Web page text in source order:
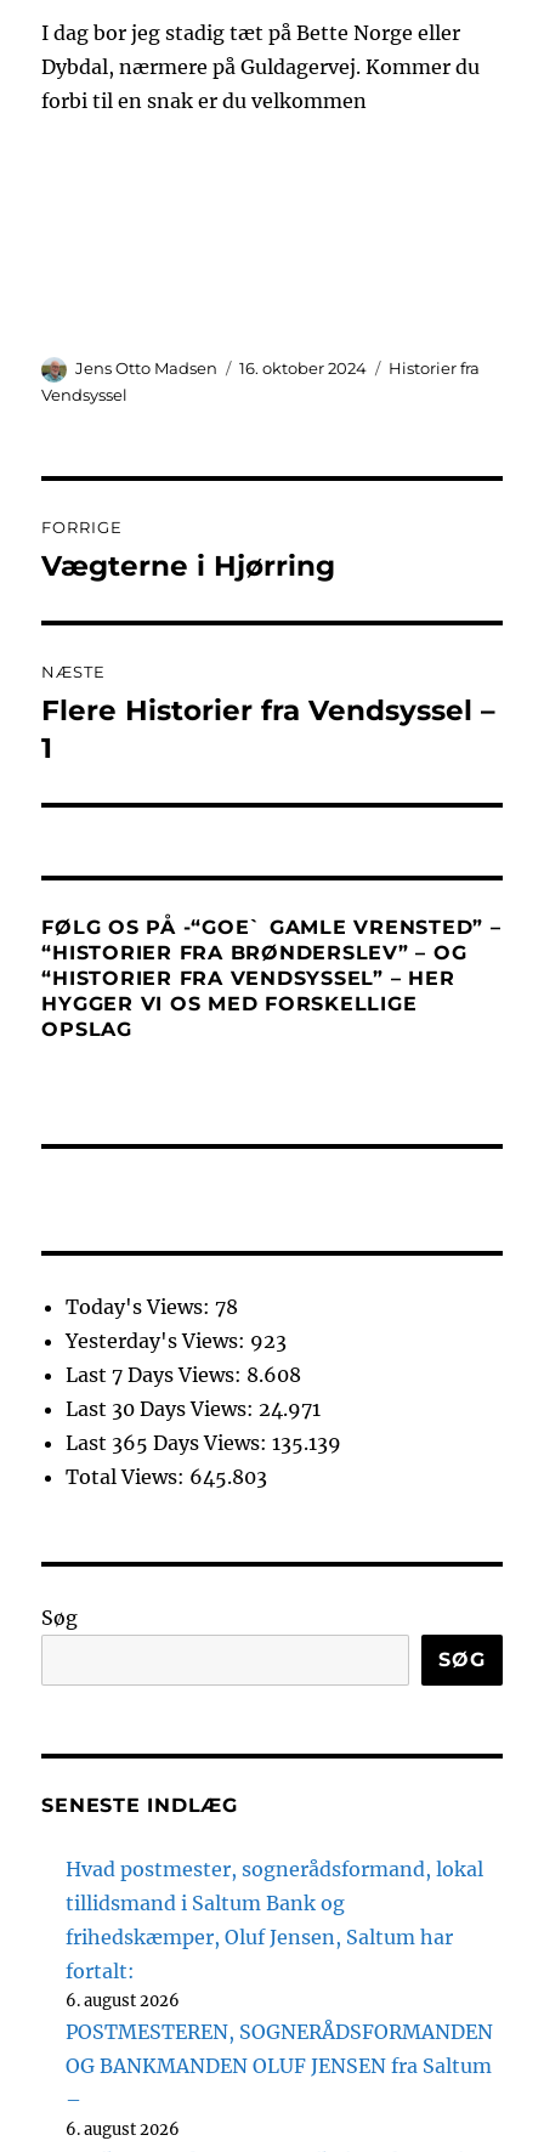
I dag bor jeg stadig tæt på Bette Norge eller
Dybdal, nærmere på Guldagervej. Kommer du
forbi til en snak er du velkommen
Forfatter
Jens Otto Madsen Udgivet
16. oktober 2024 Kategorier
Historier fra
Vendsyssel
FORRIGE
Forrige
Vægterne i Hjørring
NÆSTE
Næste
indlæg:
Flere Historier fra Vendsyssel –
1
FØLG OS PÅ -“GOE` GAMLE VRENSTED” –
“HISTORIER FRA BRØNDERSLEV” – OG
“HISTORIER FRA VENDSYSSEL” – HER
HYGGER VI OS MED FORSKELLIGE
OPSLAG
Today's Views:78
Yesterday's Views: 923
Last 7 Days Views: 8.608
Last 30 Days Views: 24.971
Last 365 Days Views:135.139
Total Views: 645.803
Søg
SØG
SENESTE INDLÆG
Hvad postmester, sognerådsformand, lokal
tillidsmand i Saltum Bank og
frihedskæmper, Oluf Jensen, Saltum har
fortalt:
6. august 2026
POSTMESTEREN, SOGNERÅDSFORMANDEN
OG BANKMANDEN OLUF JENSEN fra Saltum
–
6. august 2026